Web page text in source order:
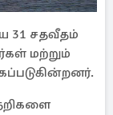
31 சதவீதம்
மற்றும்